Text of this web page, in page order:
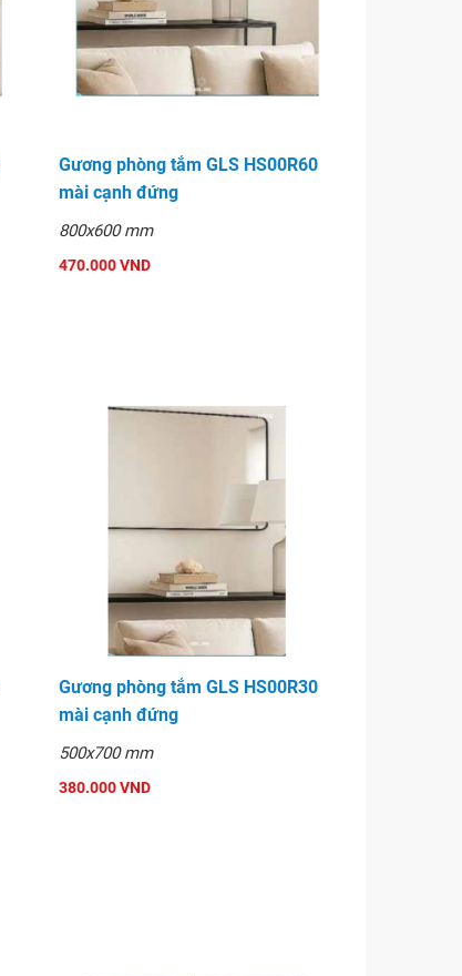
Gương phòng tắm GLS HS00R60
mài cạnh đứng
800x600 mm
470.000 VND
Gương phòng tắm GLS HS00R30
mài cạnh đứng
500x700 mm
380.000 VND